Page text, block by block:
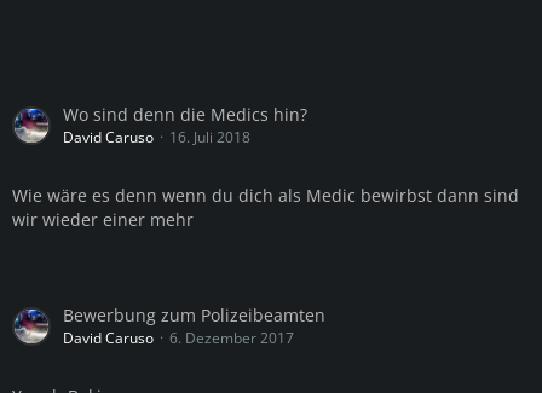
Wo sind denn die Medics hin?
David Caruso 16. Juli 2018
Wie wäre es denn wenn du dich als Medic bewirbst dann sind
wir wieder einer mehr
Bewerbung zum Polizeibeamten
David Caruso 6. Dezember 2017